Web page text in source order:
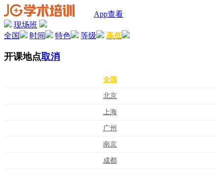
App查看
现场班
全国
时间 特色 等级 高低
开课地点取消
全国
北京
上海
广州
南京
成都